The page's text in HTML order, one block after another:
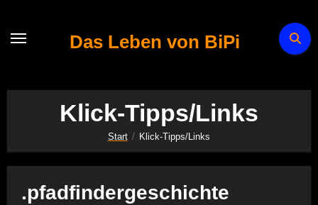
Das Leben von BiPi
Klick-Tipps/Links
Start Klick-Tipps/Links
.pfadfindergeschichte